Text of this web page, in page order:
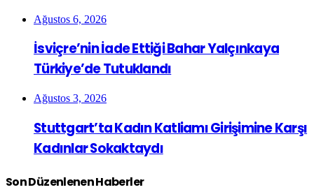
Ağustos 6, 2026
İsviçre’nin İade Ettiği Bahar Yalçınkaya
Türkiye’de Tutuklandı
Ağustos 3, 2026
Stuttgart’ta Kadın Katliamı Girişimine Karşı
Kadınlar Sokaktaydı
Son Düzenlenen Haberler